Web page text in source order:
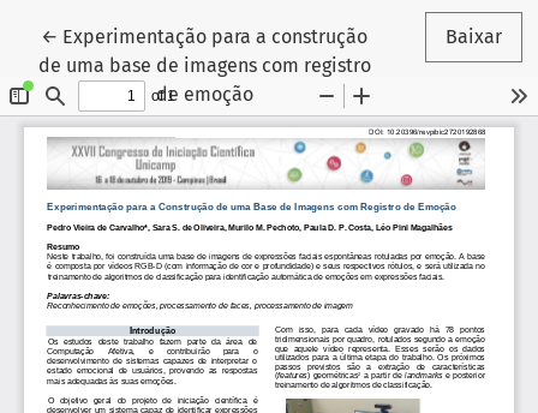
← Voltar aos Detalhes do Artigo
Experimentação para a construção
de uma base de imagens com registro
de emoção
Baixar